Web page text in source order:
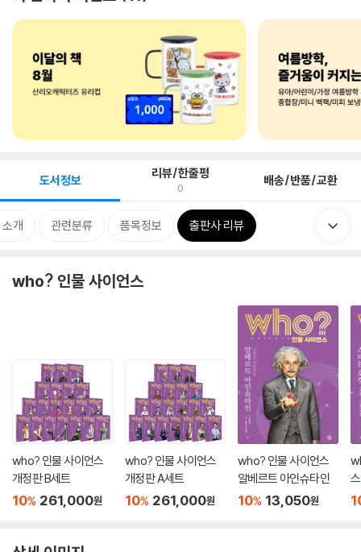
도서정보 리뷰/한줄평
0 배송/반품/교환
개 관련분류 품목정보 출판사 리뷰
who? 인물 사이언스
who? 인물 사이언스
개정판 B세트
10% 261,000원
who? 인물 사이언스
개정판 A세트
10% 261,000원
who? 인물 사이언스
알베르트 아인슈타인
10% 13,050원